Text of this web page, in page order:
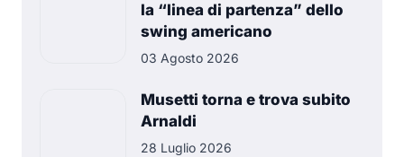
la “linea di partenza” dello
swing americano
03 Agosto 2026
Musetti torna e trova subito
Arnaldi
28 Luglio 2026